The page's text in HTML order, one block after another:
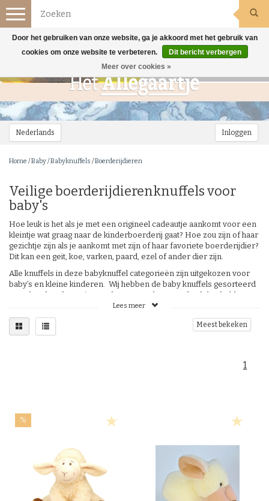
Nederlands Inloggen
Toggle
navigation
Home /Baby/Babyknuffels /Boerderijdieren
Veilige boerderijdierenknuffels voor
baby's
Hoe leuk is het als je met een origineel cadeautje aankomt voor een
kleintje wat graag naar de kinderboerderij gaat? Hoe zou zijn of haar
gezichtje zijn als je aankomt met zijn of haar favoriete boerderijdier?
Dit kan een geit, koe, varken, paard, ezel of ander dier zijn.
Alle knuffels in deze babyknuffel categorieën zijn uitgekozen voor
baby’s en kleine kinderen. Wij hebben de baby knuffels gesorteerd
op geborduurde oogjes en dat ze geen losse onderdelen hebben,
dit maakt het spelen een stuk veiliger dan de kraaloogjes en andere
kleine materialen waar baby’s en kleine kinderen graag aan
freubelen. Een ideaal cadeau voor de allerkleinste dus!
of andere boerderijdieren? Dan ben je bij ons aan het goede adres!
Anna Club Plush, WWF, Russ Berry, Living Nature en Hermann Teddy
Daarnaast betaal je slechts €6,50 verzendkosten voor bestellingen
onder de €75,00. Voor bestellingen boven de €75,00 betaal je geen
verzendkosten. Ook belangrijk: bij ons kun je veilig en snel online
met verschillende manieren betalen.
Vragen over de baby producten?
Lees meer
Meest bekeken
1
%
Door het gebruiken van onze website, ga je akkoord met het gebruik van
cookies om onze website te verbeteren.
Dit bericht verbergen
Meer over cookies »